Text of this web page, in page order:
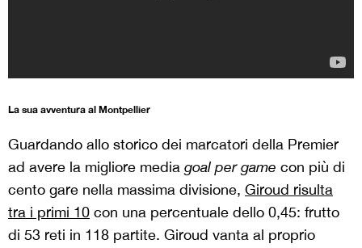
La sua avventura al Montpellier
Guardando allo storico dei marcatori della Premier
ad avere la migliore media goal per game con più di
cento gare nella massima divisione, Giroud risulta
tra i primi 10 con una percentuale dello 0,45: frutto
di 53 reti in 118 partite. Giroud vanta al proprio